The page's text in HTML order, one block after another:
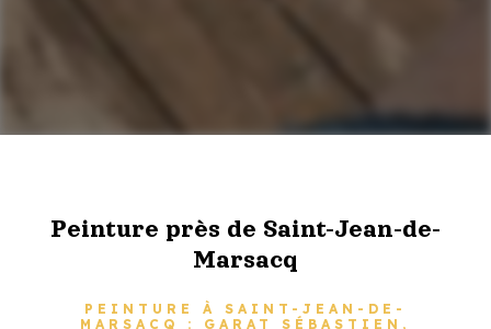
Peinture près de Saint-Jean-de-
Marsacq
PEINTURE À SAINT-JEAN-DE-
MARSACQ : GARAT SÉBASTIEN,